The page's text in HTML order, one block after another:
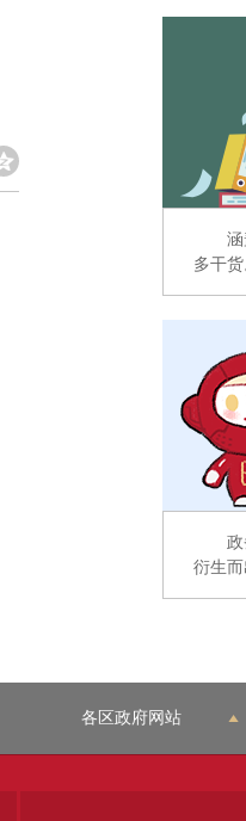
涵盖
多干货
政务
衍生而
各区政府网站